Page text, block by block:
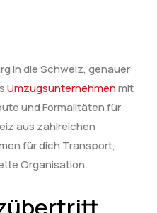
in die Schweiz, genauer
Umzugsunternehmenmit
und Formalitäten für
aus zahlreichen
für dich Transport,
Organisation.